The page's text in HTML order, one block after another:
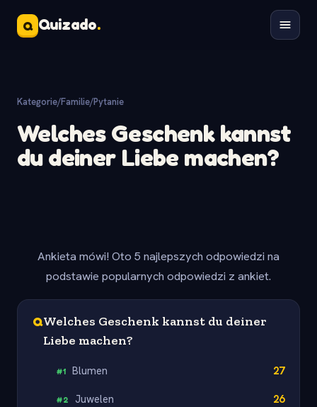
Q Quizado.
Kategorie/Familie/Pytanie
Welches Geschenk kannst
du deiner Liebe machen?
Ankieta mówi! Oto 5 najlepszych odpowiedzi na
podstawie popularnych odpowiedzi z ankiet.
QWelches Geschenk kannst du deiner
Liebe machen?
#1 Blumen 27
#2 Juwelen 26